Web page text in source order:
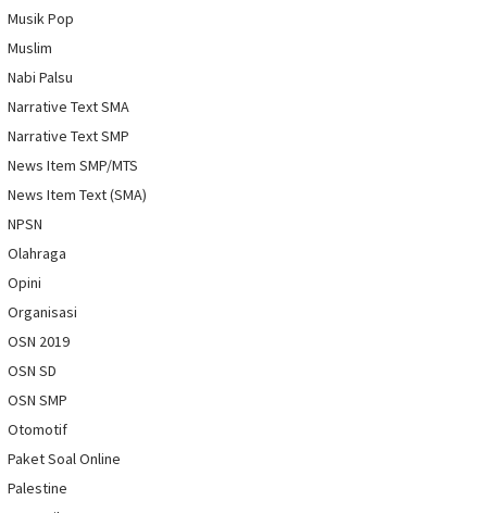
Musik Pop
Muslim
Nabi Palsu
Narrative Text SMA
Narrative Text SMP
News Item SMP/MTS
News Item Text (SMA)
NPSN
Olahraga
Opini
Organisasi
OSN 2019
OSN SD
OSN SMP
Otomotif
Paket Soal Online
Palestine